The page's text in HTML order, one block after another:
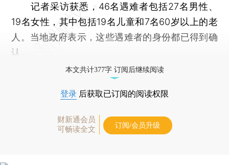
记者采访获悉，46名遇难者包括27名男性、
19名女性，其中包括19名儿童和7名60岁以上的老
人。当地政府表示，这些遇难者的身份都已得到确
认。
本文共计377字 订阅后继续阅读
登录 后获取已订阅的阅读权限
财新通会员
可畅读全文
订阅/会员升级